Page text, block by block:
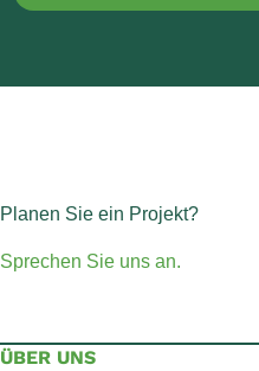
Planen Sie ein Projekt?
Sprechen Sie uns an.
ÜBER UNS